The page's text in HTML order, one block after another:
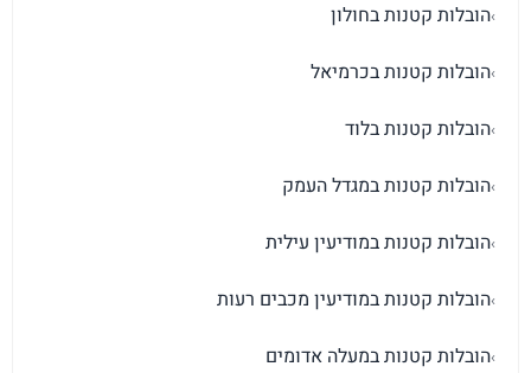
›הובלות קטנות בחולון
›הובלות קטנות בכרמיאל
›הובלות קטנות בלוד
›הובלות קטנות במגדל העמק
›הובלות קטנות במודיעין עילית
›הובלות קטנות במודיעין מכבים רעות
›הובלות קטנות במעלה אדומים